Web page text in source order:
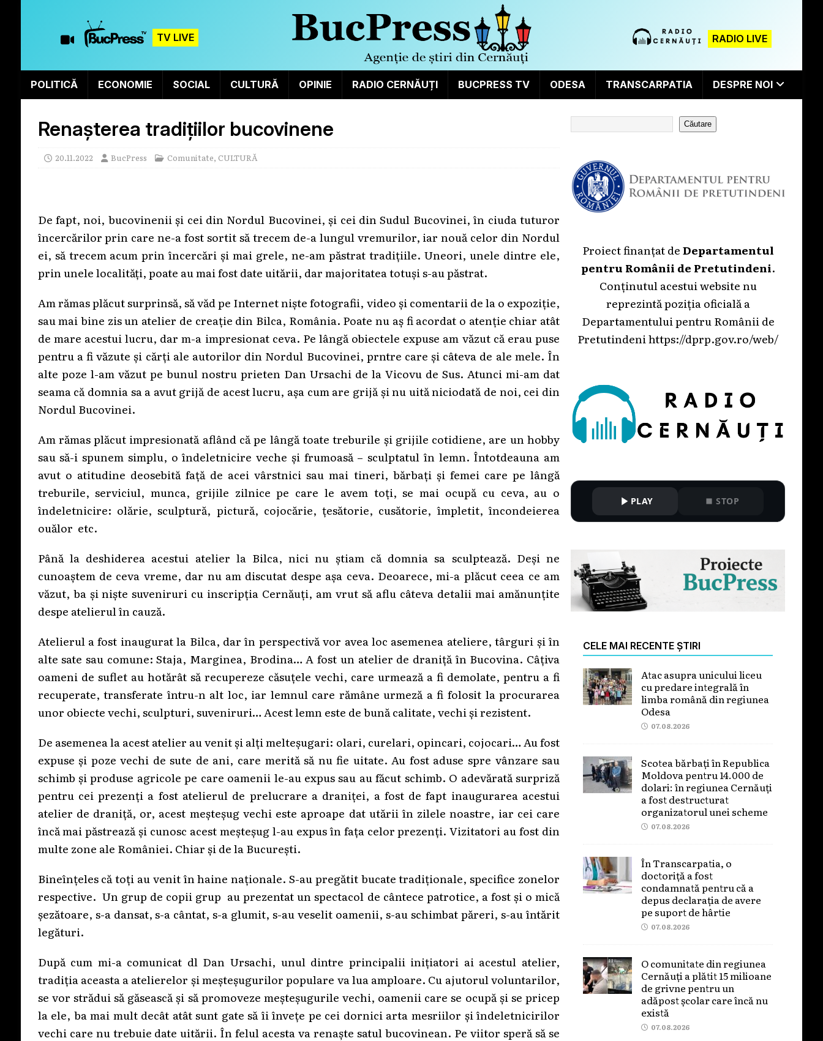
TV LIVE RADIO LIVE
POLITICĂ ECONOMIE SOCIAL CULTURĂ OPINIE RADIO CERNĂUȚI BUCPRESS TV ODESA TRANSCARPATIA DESPRE NOI
Renașterea tradițiilor bucovinene
20.11.2022 BucPress Comunitate, CULTURĂ
De fapt, noi, bucovinenii și cei din Nordul Bucovinei, și cei din Sudul Bucovinei, în ciuda tuturor
încercărilor prin care ne-a fost sortit să trecem de-a lungul vremurilor, iar nouă celor din Nordul
ei, să trecem acum prin încercări și mai grele, ne-am păstrat tradițiile. Uneori, unele dintre ele,
prin unele localități, poate au mai fost date uitării, dar majoritatea totuși s-au păstrat.
Am rămas plăcut surprinsă, să văd pe Internet niște fotografii, video și comentarii de la o expoziție,
sau mai bine zis un atelier de creație din Bilca, România. Poate nu aș fi acordat o atenție chiar atât
de mare acestui lucru, dar m-a impresionat ceva. Pe lângă obiectele expuse am văzut că erau puse
pentru a fi văzute și cărți ale autorilor din Nordul Bucovinei, prntre care și câteva de ale mele. În
alte poze l-am văzut pe bunul nostru prieten Dan Ursachi de la Vicovu de Sus. Atunci mi-am dat
seama că domnia sa a avut grijă de acest lucru, așa cum are grijă și nu uită niciodată de noi, cei din
Nordul Bucovinei.
Am rămas plăcut impresionată aflând că pe lângă toate treburile și grijile cotidiene, are un hobby
sau să-i spunem simplu, o îndeletnicire veche și frumoasă – sculptatul în lemn. Întotdeauna am
avut o atitudine deosebită față de acei vârstnici sau mai tineri, bărbați și femei care pe lângă
treburile, serviciul, munca, grijile zilnice pe care le avem toți, se mai ocupă cu ceva, au o
îndeletnicire: olărie, sculptură, pictură, cojocărie, țesătorie, cusătorie, împletit, încondeierea
ouălor etc.
Până la deshiderea acestui atelier la Bilca, nici nu știam că domnia sa sculptează. Deși ne
cunoaștem de ceva vreme, dar nu am discutat despe așa ceva. Deoarece, mi-a plăcut ceea ce am
văzut, ba și niște suveniruri cu inscripția Cernăuți, am vrut să aflu câteva detalii mai amănunțite
despe atelierul în cauză.
Atelierul a fost inaugurat la Bilca, dar în perspectivă vor avea loc asemenea ateliere, târguri și în
alte sate sau comune: Staja, Marginea, Brodina… A fost un atelier de draniță în Bucovina. Câțiva
oameni de suflet au hotărât să recupereze căsuțele vechi, care urmează a fi demolate, pentru a fi
recuperate, transferate întru-n alt loc, iar lemnul care rămâne urmeză a fi folosit la procurarea
unor obiecte vechi, sculpturi, suveniruri… Acest lemn este de bună calitate, vechi și rezistent.
De asemenea la acest atelier au venit și alți melteșugari: olari, curelari, opincari, cojocari… Au fost
expuse și poze vechi de sute de ani, care merită să nu fie uitate. Au fost aduse spre vânzare sau
schimb și produse agricole pe care oamenii le-au expus sau au făcut schimb. O adevărată surpriză
pentru cei prezenți a fost atelierul de prelucrare a draniței, a fost de fapt inaugurarea acestui
atelier de draniță, or, acest meșteșug vechi este aproape dat utării în zilele noastre, iar cei care
încă mai păstrează și cunosc acest meșteșug l-au expus în fața celor prezenți. Vizitatori au fost din
multe zone ale României. Chiar și de la București.
Bineînțeles că toți au venit în haine naționale. S-au pregătit bucate tradiționale, specifice zonelor
respective. Un grup de copii grup au prezentat un spectacol de cântece patrotice, a fost și o mică
șezătoare, s-a dansat, s-a cântat, s-a glumit, s-au veselit oamenii, s-au schimbat păreri, s-au întărit
legături.
După cum mi-a comunicat dl Dan Ursachi, unul dintre principalii inițiatori ai acestul atelier,
tradiția aceasta a atelierelor și meșteșugurilor populare va lua amploare. Cu ajutorul voluntarilor,
se vor strădui să găsească și să promoveze meșteșugurile vechi, oamenii care se ocupă și se pricep
la ele, ba mai mult decât atât sunt gate să îi învețe pe cei dornici arta mesriilor și îndeletnicirilor
vechi care nu trebuie date uitării. În felul acesta va renaște satul bucovinean. Pe viitor speră să se
Căutare
Proiect finanțat deDepartamentul
pentru Românii de Pretutindeni.
Conținutul acestui website nu
reprezintă poziția oficială a
Departamentului pentru Românii de
Pretutindenihttps://dprp.gov.ro/web/
PLAY STOP
CELE MAI RECENTE ȘTIRI
Atac asupra unicului liceu
cu predare integrală în
limba română din regiunea
Odesa
07.08.2026
Scotea bărbați în Republica
Moldova pentru 14.000 de
dolari: în regiunea Cernăuți
a fost destructurat
organizatorul unei scheme
07.08.2026
În Transcarpatia, o
doctoriță a fost
condamnată pentru că a
depus declarația de avere
pe suport de hârtie
07.08.2026
O comunitate din regiunea
Cernăuți a plătit 15 milioane
de grivne pentru un
adăpost școlar care încă nu
există
07.08.2026